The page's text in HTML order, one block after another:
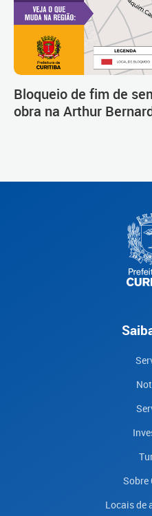
Bloqueio de fim de
obra na Arthur
Sobre
Locais de